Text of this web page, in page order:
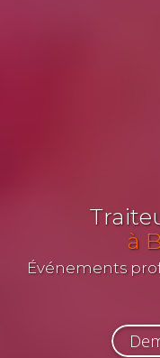
à
Événements